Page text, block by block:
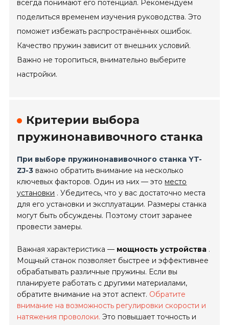
всегда понимают его потенциал. Рекомендуем
поделиться временем изучения руководства. Это
поможет избежать распространённых ошибок.
Качество пружин зависит от внешних условий.
Важно не торопиться, внимательно выберите
настройки.
Критерии выбора
пружинонавивочного станка
При выборе пружинонавивочного станка YT-
ZJ-3 важно обратить внимание на несколько
ключевых факторов. Один из них — это место
установки . Убедитесь, что у вас достаточно места
для его установки и эксплуатации. Размеры станка
могут быть обсуждены. Поэтому стоит заранее
провести замеры.
Важная характеристика — мощность устройства .
Мощный станок позволяет быстрее и эффективнее
обрабатывать различные пружины. Если вы
планируете работать с другими материалами,
обратите внимание на этот аспект. Обратите
внимание на возможность регулировки скорости и
натяжения проволоки. Это повышает точность и